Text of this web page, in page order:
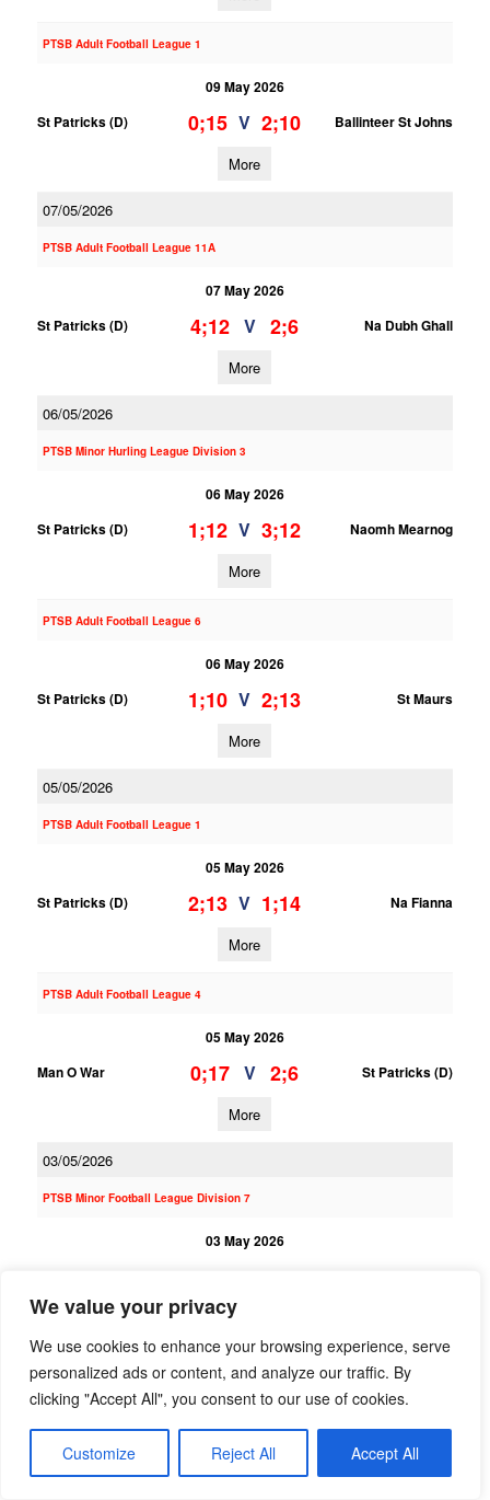
We value your privacy
We use cookies to enhance your browsing experience, serve
personalized ads or content, and analyze our traffic. By
clicking "Accept All", you consent to our use of cookies.
Customize Reject All Accept All
PTSB Adult Football League 1
09 May 2026
St Patricks (D)
0;15 V 2;10 Ballinteer St Johns
More
07/05/2026
PTSB Adult Football League 11A
07 May 2026
St Patricks (D)
4;12 V 2;6 Na Dubh Ghall
More
06/05/2026
PTSB Minor Hurling League Division 3
06 May 2026
St Patricks (D)
1;12 V 3;12 Naomh Mearnog
More
PTSB Adult Football League 6
06 May 2026
St Patricks (D)
1;10 V 2;13 St Maurs
More
05/05/2026
PTSB Adult Football League 1
05 May 2026
St Patricks (D)
2;13 V 1;14 Na Fianna
More
PTSB Adult Football League 4
05 May 2026
Man O War
0;17 V 2;6 St Patricks (D)
More
03/05/2026
PTSB Minor Football League Division 7
03 May 2026
More
PTSB Minor Football League Division 3
03 May 2026
Naomh Barrog
1;14 V 0;7 St Patricks (D)